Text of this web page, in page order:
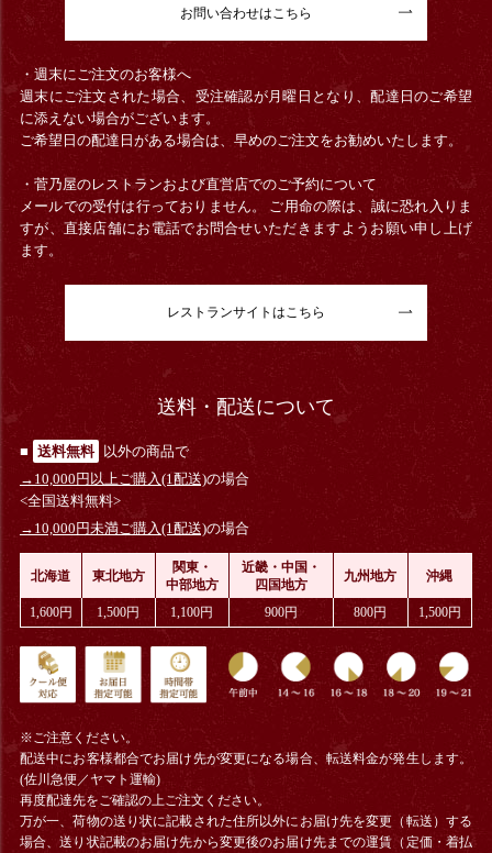
お問い合わせはこちら
・週末にご注文のお客様へ
週末にご注文された場合、受注確認が月曜日となり、配達日のご希望
に添えない場合がございます。
ご希望日の配達日がある場合は、早めのご注文をお勧めいたします。
・菅乃屋のレストランおよび直営店でのご予約について
メールでの受付は行っておりません。 ご用命の際は、誠に恐れ入りま
すが、直接店舗にお電話でお問合せいただきますようお願い申し上げ
ます。
レストランサイトはこちら
送料・配送について
■ 送料無料
以外の商品で
→10,000円以上ご購入(1配送)の場合
<全国送料無料>
→10,000円未満ご購入(1配送)の場合
北海道 東北地方
関東・
中部地方
近畿・中国・
四国地方
九州地方 沖縄
1,600円 1,500円 1,100円 900円 800円 1,500円
※ご注意ください。
配送中にお客様都合でお届け先が変更になる場合、 転送料金が発生します。
(佐川急便／ヤマト運輸)
再度配達先をご確認の上ご注文ください。
万が一、荷物の送り状に記載された住所以外にお届け先を変更（転送）する
場合、送り状記載のお届け先から変更後のお届け先までの運賃（定価・着払